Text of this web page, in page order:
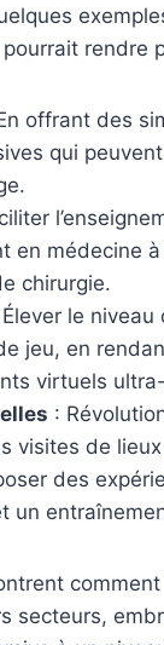
rendre
offrant des
qui
en médecine
chirurgie.
le niveau
jeu, en
virtuels
:
visites de lieux
des
un
secteurs,